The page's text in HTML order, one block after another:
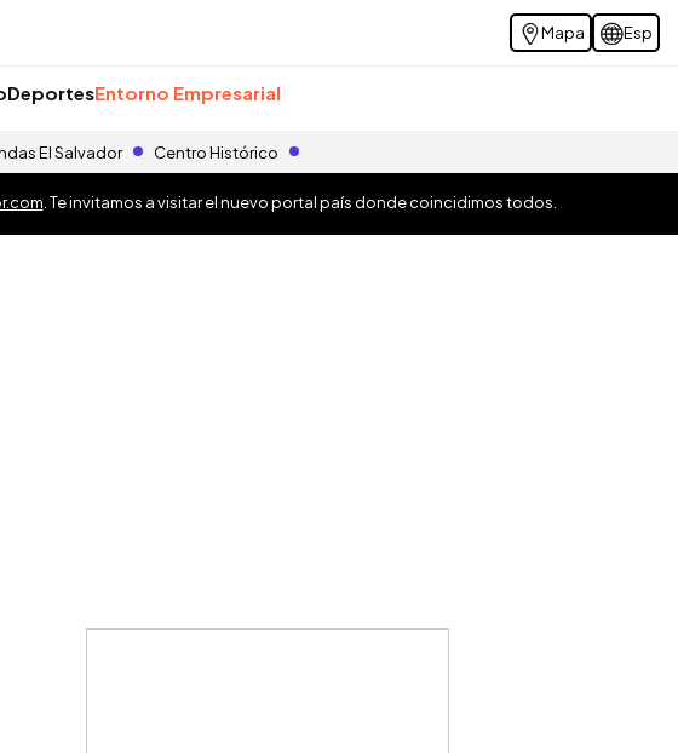
Mapa Esp
DeportesEntorno Empresarial
El Salvador Centro Histórico
. Te invitamos a visitar el nuevo portal país donde coincidimos todos.